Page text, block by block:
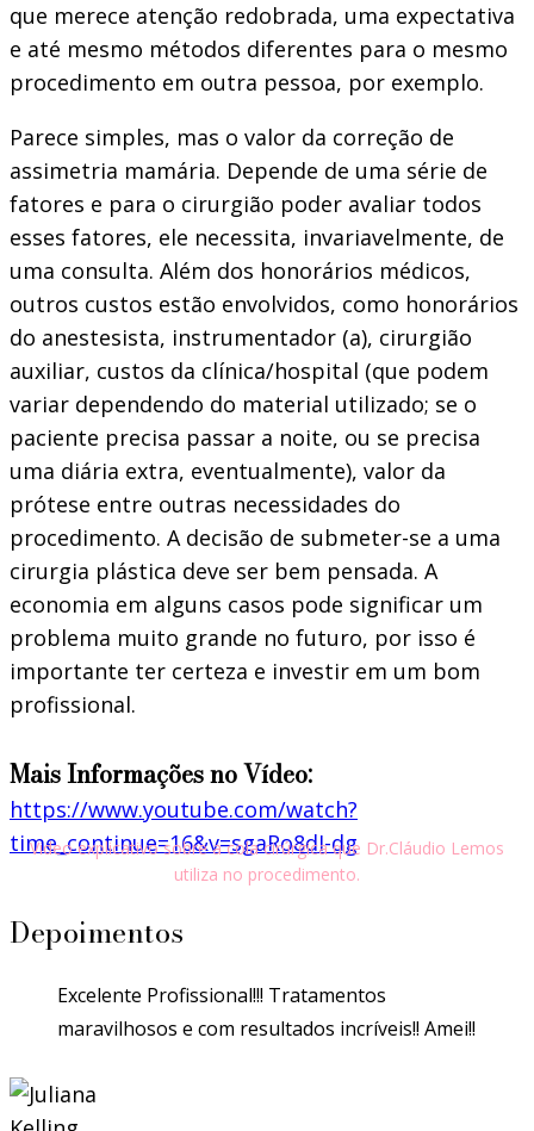
que merece atenção redobrada, uma expectativa
e até mesmo métodos diferentes para o mesmo
procedimento em outra pessoa, por exemplo.
Parece simples, mas o valor da correção de
assimetria mamária. Depende de uma série de
fatores e para o cirurgião poder avaliar todos
esses fatores, ele necessita, invariavelmente, de
uma consulta. Além dos honorários médicos,
outros custos estão envolvidos, como honorários
do anestesista, instrumentador (a), cirurgião
auxiliar, custos da clínica/hospital (que podem
variar dependendo do material utilizado; se o
paciente precisa passar a noite, ou se precisa
uma diária extra, eventualmente), valor da
prótese entre outras necessidades do
procedimento. A decisão de submeter-se a uma
cirurgia plástica deve ser bem pensada. A
economia em alguns casos pode significar um
problema muito grande no futuro, por isso é
importante ter certeza e investir em um bom
profissional.
Mais Informações no Vídeo:
https://www.youtube.com/watch?
time_continue=16&v=sgaRo8dI-dg
Video explicativo sobre a cola cirúrgica que Dr.Cláudio Lemos
utiliza no procedimento.
Depoimentos
Excelente Profissional!!! Tratamentos
maravilhosos e com resultados incríveis!! Amei!!